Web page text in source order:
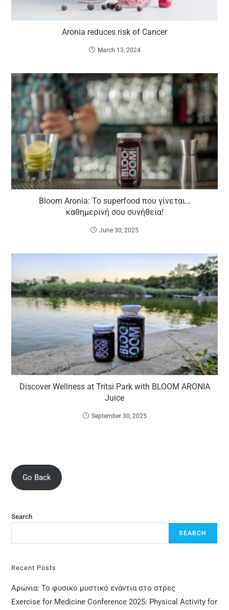
Aronia reduces risk of Cancer
March 13, 2024
Bloom Aronia: Το superfood που γίνεται…
καθημερινή σου συνήθεια!
June 30, 2025
Discover Wellness at Tritsi Park with BLOOM ARONIA
Juice
September 30, 2025
Go Back
Search
SEARCH
Recent Posts
Αρώνια: Το φυσικό μυστικό ενάντια στο στρες
Exercise for Medicine Conference 2025: Physical Activity for